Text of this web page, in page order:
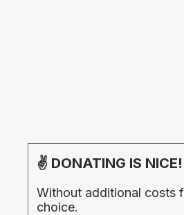
✌ DONATING IS NICE!
Without additional costs
choice.